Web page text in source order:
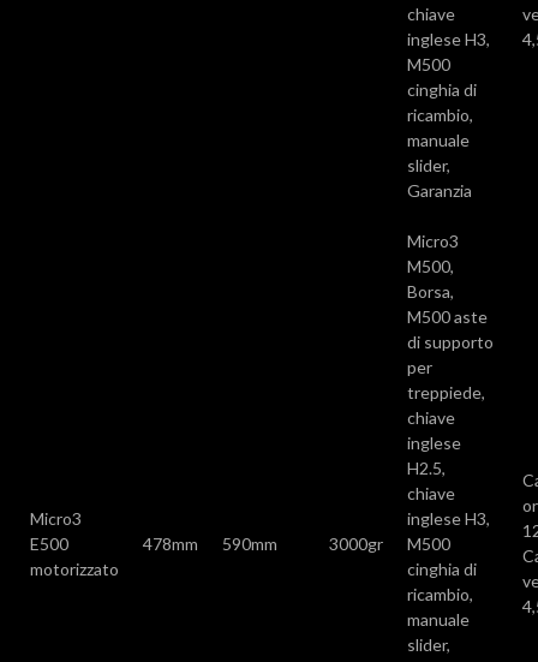
chiave
inglese H3,
M500
cinghia di
ricambio,
manuale
slider,
Garanzia
Micro3
E500
motorizzato
478mm 590mm 3000gr
Micro3
M500,
Borsa,
M500 aste
di supporto
per
treppiede,
chiave
inglese
H2.5,
chiave
inglese H3,
M500
cinghia di
ricambio,
manuale
slider,